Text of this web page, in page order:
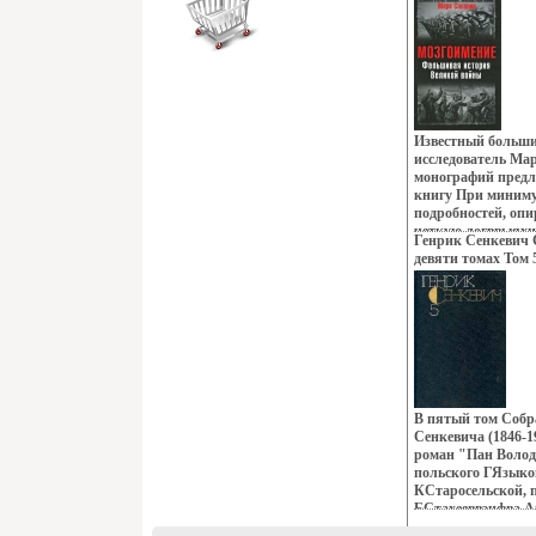
святых отцов
привлекает
Используя
оДаниил дает
связанное с этим
личности в мир
7 часов 45
Сысоев (автор,
Известный
исследователь
монографий
книгу При
подробностей,
четкую
автор
шарлатанов от
заморочить
и грубым
читатель вновь
"Генеральное
гестапо",
начала войны",
"сквозная
Армии к Ла-
переговоры
и многое-многое
феерического
Генрик Сенкевич
девяти томах
Собрание
3026p.
В пятый том
Сенкевича (1846-
роман "Пан
польского
КСтаросельской,
БСтахееввэцфва